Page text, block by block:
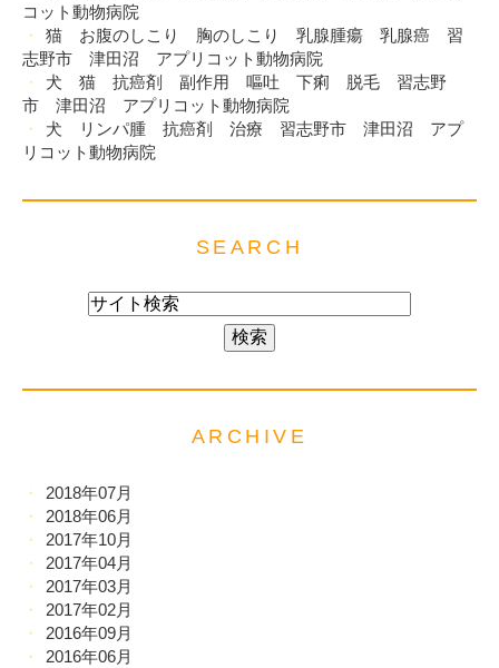
コット動物病院
猫 お腹のしこり 胸のしこり 乳腺腫瘍 乳腺癌 習
志野市 津田沼 アプリコット動物病院
犬 猫 抗癌剤 副作用 嘔吐 下痢 脱毛 習志野
市 津田沼 アプリコット動物病院
犬 リンパ腫 抗癌剤 治療 習志野市 津田沼 アプ
リコット動物病院
SEARCH
ARCHIVE
2018年07月
2018年06月
2017年10月
2017年04月
2017年03月
2017年02月
2016年09月
2016年06月